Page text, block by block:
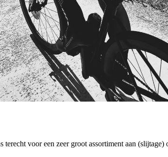
terecht voor een zeer groot assortiment aan